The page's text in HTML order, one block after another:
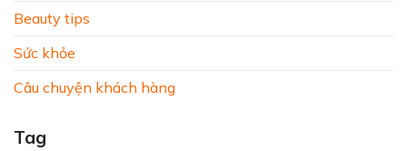
Beauty tips
Sức khỏe
Câu chuyện khách hàng
Tag